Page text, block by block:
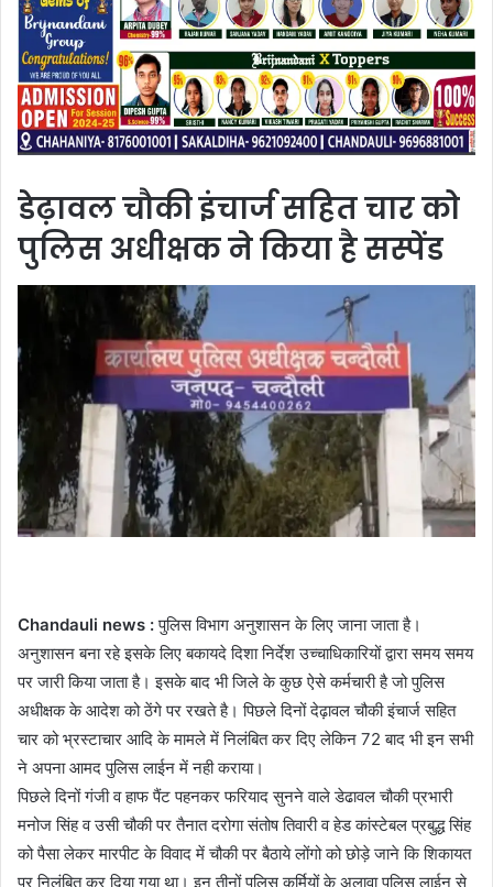
डेढ़ावल चौकी इंचार्ज सहित चार को
पुलिस अधीक्षक ने किया है सस्पेंड
Chandauli news :पुलिस विभाग अनुशासन के लिए जाना जाता है।
अनुशासन बना रहे इसके लिए बकायदे दिशा निर्देश उच्चाधिकारियों द्वारा समय समय
पर जारी किया जाता है। इसके बाद भी जिले के कुछ ऐसे कर्मचारी है जो पुलिस
अधीक्षक के आदेश को ठेंगे पर रखते है। पिछले दिनों देढ़ावल चौकी इंचार्ज सहित
चार को भ्रस्टाचार आदि के मामले में निलंबित कर दिए लेकिन 72 बाद भी इन सभी
ने अपना आमद पुलिस लाईन में नही कराया।
पिछले दिनों गंजी व हाफ पैंट पहनकर फरियाद सुनने वाले डेढावल चौकी प्रभारी
मनोज सिंह व उसी चौकी पर तैनात दरोगा संतोष तिवारी व हेड कांस्टेबल प्रबुद्ध सिंह
को पैसा लेकर मारपीट के विवाद में चौकी पर बैठाये लोंगो को छोड़े जाने कि शिकायत
पर निलंबित कर दिया गया था। इन तीनों पुलिस कर्मियों के अलावा पुलिस लाईन से